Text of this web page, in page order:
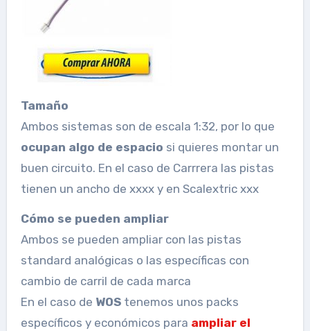
Tamaño
Ambos sistemas son de escala 1:32, por lo que
ocupan algo de espacio si quieres montar un
buen circuito. En el caso de Carrrera las pistas
tienen un ancho de xxxx y en Scalextric xxx
Cómo se pueden ampliar
Ambos se pueden ampliar con las pistas
standard analógicas o las específicas con
cambio de carril de cada marca
En el caso de WOStenemos unos packs
específicos y económicos para ampliar el